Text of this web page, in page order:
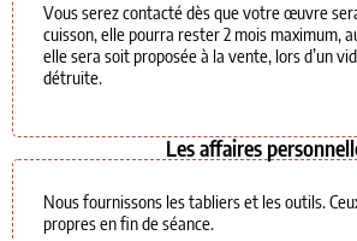
Vous serez contacté dès que votre œuvre
cuisson, elle pourra rester 2 mois maximum,
elle sera soit proposée à la vente, lors d’un
détruite.
Les affaires
Nous fournissons les tabliers et les outils.
propres en fin de séance.